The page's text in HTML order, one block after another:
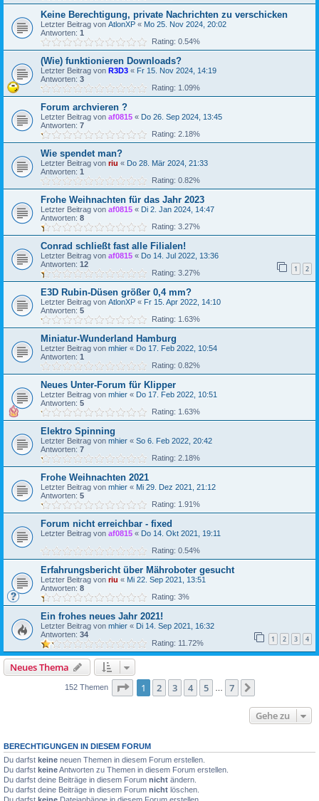
Keine Berechtigung, private Nachrichten zu verschicken
Letzter Beitrag von AtlonXP « Mo 25. Nov 2024, 20:02
Antworten: 1
Rating: 0.54%
(Wie) funktionieren Downloads?
Letzter Beitrag von R3D3 « Fr 15. Nov 2024, 14:19
Antworten: 3
Rating: 1.09%
Forum archvieren ?
Letzter Beitrag von af0815 « Do 26. Sep 2024, 13:45
Antworten: 7
Rating: 2.18%
Wie spendet man?
Letzter Beitrag von riu « Do 28. Mär 2024, 21:33
Antworten: 1
Rating: 0.82%
Frohe Weihnachten für das Jahr 2023
Letzter Beitrag von af0815 « Di 2. Jan 2024, 14:47
Antworten: 8
Rating: 3.27%
Conrad schließt fast alle Filialen!
Letzter Beitrag von af0815 « Do 14. Jul 2022, 13:36
Antworten: 12 1 2
Rating: 3.27%
E3D Rubin-Düsen größer 0,4 mm?
Letzter Beitrag von AtlonXP « Fr 15. Apr 2022, 14:10
Antworten: 5
Rating: 1.63%
Miniatur-Wunderland Hamburg
Letzter Beitrag von mhier « Do 17. Feb 2022, 10:54
Antworten: 1
Rating: 0.82%
Neues Unter-Forum für Klipper
Letzter Beitrag von mhier « Do 17. Feb 2022, 10:51
Antworten: 5
Rating: 1.63%
Elektro Spinning
Letzter Beitrag von mhier « So 6. Feb 2022, 20:42
Antworten: 7
Rating: 2.18%
Frohe Weihnachten 2021
Letzter Beitrag von mhier « Mi 29. Dez 2021, 21:12
Antworten: 5
Rating: 1.91%
Forum nicht erreichbar - fixed
Letzter Beitrag von af0815 « Do 14. Okt 2021, 19:11
Rating: 0.54%
Erfahrungsbericht über Mähroboter gesucht
Letzter Beitrag von riu « Mi 22. Sep 2021, 13:51
Antworten: 8
Rating: 3%
Ein frohes neues Jahr 2021!
Letzter Beitrag von mhier « Di 14. Sep 2021, 16:32
Antworten: 34 1 2 3 4
Rating: 11.72%
Neues Thema
152 Themen Seite 1von
1 2 3 4 5 7
Gehe zu
BERECHTIGUNGEN IN DIESEM FORUM
Du darfst keine neuen Themen in diesem Forum erstellen.
Du darfst keineAntworten zu Themen in diesem Forum erstellen.
Du darfst deine Beiträge in diesem Forum nicht ändern.
Du darfst deine Beiträge in diesem Forum nicht löschen.